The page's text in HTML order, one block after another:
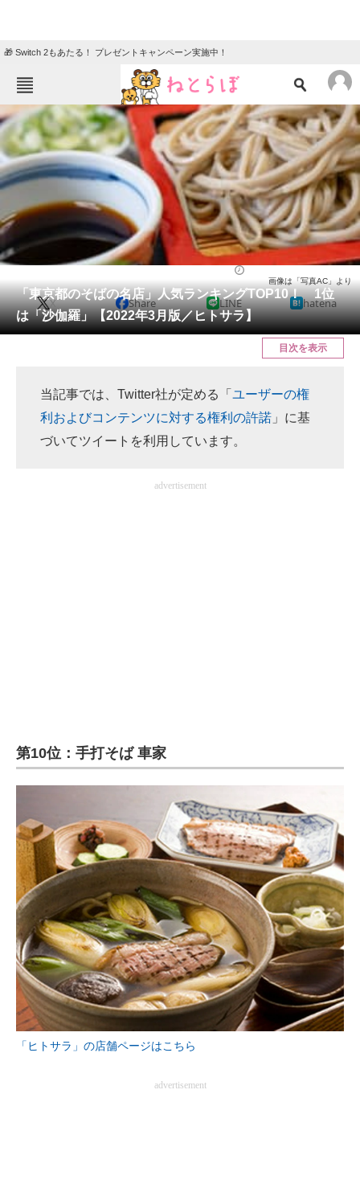
🎁 Switch 2もあたる！ プレゼントキャンペーン実施中！
ねとらぼメニュー
TOP ニュース
エンタメ クイズ
地域
住まい 教育・育児
動物 リサーチ
会員記事
メディア
ITの今と未来を見通す
モノづくり技術者専門サイト
エレクトロニクス専門サイト
電子設計の基本と応用
エネルギーの専門メディア
建設×テクノロジーの最前線
ちょっと気になるネットの話題
「東京都のそばの名店」人気ランキングTOP10！ 1位
は「沙伽羅」【2022年3月版／ヒトサラ】
画像は「写真AC」より
X Share LINE hatena
目次を表示
当記事では、Twitter社が定める「 ユーザーの権
利およびコンテンツに対する権利の許諾 」に基
づいてツイートを利用しています。
advertisement
第10位：手打そば 車家
「ヒトサラ」の店舗ページはこちら
advertisement